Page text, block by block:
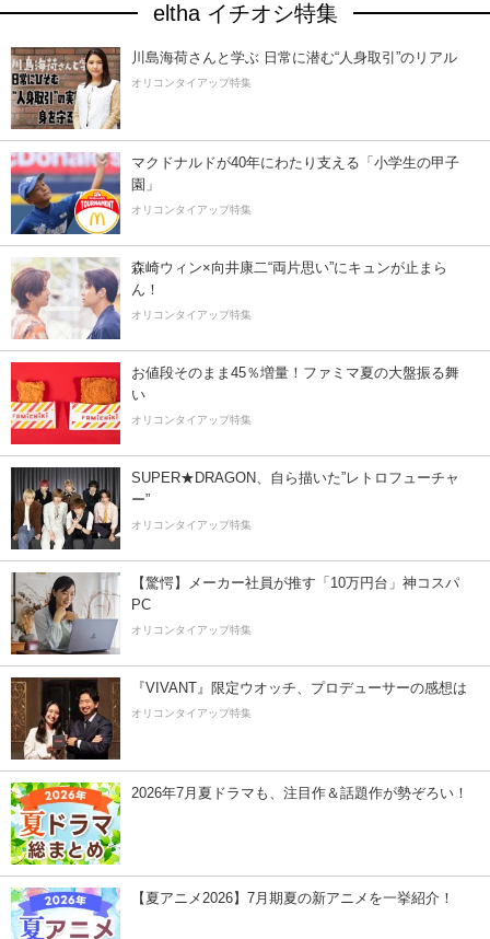
eltha イチオシ特集
川島海荷さんと学ぶ 日常に潜む“人身取引”のリアル
オリコンタイアップ特集
マクドナルドが40年にわたり支える「小学生の甲子
園」
オリコンタイアップ特集
森崎ウィン×向井康二“両片思い”にキュンが止まら
ん！
オリコンタイアップ特集
お値段そのまま45％増量！ファミマ夏の大盤振る舞
い
オリコンタイアップ特集
SUPER★DRAGON、自ら描いた”レトロフューチャ
ー”
オリコンタイアップ特集
【驚愕】メーカー社員が推す「10万円台」神コスパ
PC
オリコンタイアップ特集
『VIVANT』限定ウオッチ、プロデューサーの感想は
オリコンタイアップ特集
2026年7月夏ドラマも、注目作＆話題作が勢ぞろい！
【夏アニメ2026】7月期夏の新アニメを一挙紹介！